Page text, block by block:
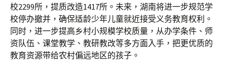
校2299所，提质改造1417所。未来，湖南将进一步规范学
校停办撤并，确保适龄少年儿童就近接受义务教育权利。
同时，进一步提高乡村小规模学校质量，从办学条件、师
资队伍、课堂教学、教研教改等多方面入手，把更优质的
教育资源带给农村偏远地区的孩子。